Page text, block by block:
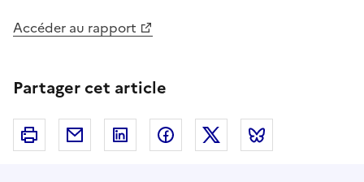
Accéder au rapport
Partager cet article
Imprimer Courriel Linkedin FacebookTwitter